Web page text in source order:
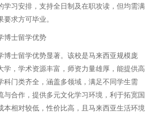
学习安排，支持全日制及在职攻读，但均需满
求方可毕业。
博士留学优势
博士留学优势显著。该校是马来西亚规模庞
学，学术资源丰富，师资力量雄厚，能提供高
科门类齐全，涵盖多领域，满足不同学生需
与合作，提供多元文化学习环境，利于拓宽国
本相对较低，性价比高，且马来西亚生活环境